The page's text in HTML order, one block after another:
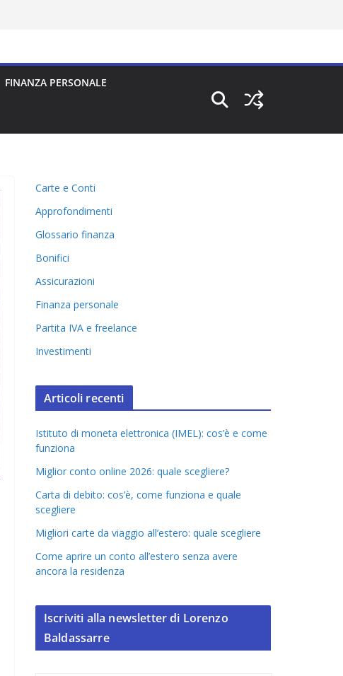
FINANZA PERSONALE
Carte e Conti
Approfondimenti
Glossario finanza
Bonifici
Assicurazioni
Finanza personale
Partita IVA e freelance
Investimenti
Articoli recenti
Istituto di moneta elettronica (IMEL): cos’è e come
funziona
Miglior conto online 2026: quale scegliere?
Carta di debito: cos’è, come funziona e quale
scegliere
Migliori carte da viaggio all’estero: quale scegliere
Come aprire un conto all’estero senza avere
ancora la residenza
Iscriviti alla newsletter di Lorenzo
Baldassarre